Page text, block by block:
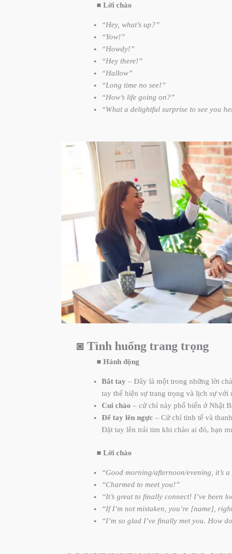
■ Lời chào
“Hey, what’s up?”
“Yow!”
“Howdy!”
“Hey there!”
“Hallow”
“Long time no see!”
“How’s life going on?”
“What a delightful surprise to see you
◙ Tình huống trang trọng
■ Hành động
Bắt tay – Đây là một trong những lời
tay thể hiện sự trang trọng và lịch sự với
Cui chào – cử chỉ này phổ biến ở Nhật
Để tay lên ngực – Cử chỉ tinh tế và
Đặt tay lên trái tim khi chào ai đó, bạn
■ Lời chào
“Good morning/afternoon/evening, it’s
“Charmed to meet you!”
“It’s great to finally connect! I’ve been
“If I’m not mistaken, you’re [name],
“I’m so glad I’ve finally met you. How